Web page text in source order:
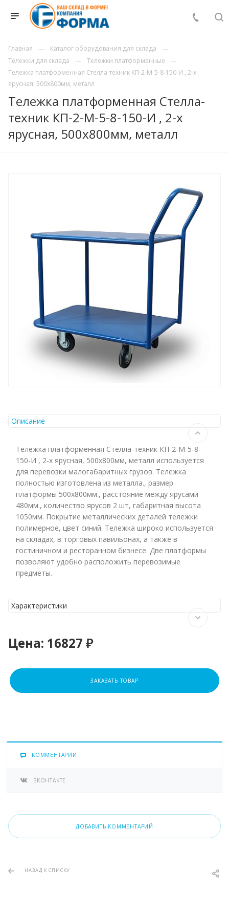
Главная
Каталог оборудования для склада
Тележки для склада
Тележки платформенные
Тележка платформенная Стелла-техник КП-2-М-5-8-150-И , 2-х
ярусная, 500х800мм, металл
Тележка платформенная Стелла-
техник КП-2-М-5-8-150-И , 2-х
ярусная, 500х800мм, металл
Описание
Тележка платформенная Стелла-техник КП-2-М-5-8-
150-И , 2-х ярусная, 500х800мм, металл используется
для перевозки малогабаритных грузов. Тележка
полностью изготовлена из металла., размер
платформы 500х800мм., расстояние между ярусами
480мм., количество ярусов 2 шт, габаритная высота
1050мм. Покрытие металлических деталей тележки
полимерное, цвет синий. Тележка широко используется
на складах, в торговых павильонах, а также в
гостиничном и ресторанном бизнесе. Две платформы
позволяют удобно расположить перевозимые
предметы.
Характеристики
Цена: 16827 ₽
ЗАКАЗАТЬ ТОВАР
КОММЕНТАРИИ
ВКОНТАКТЕ
ДОБАВИТЬ КОММЕНТАРИЙ
НАЗАД К СПИСКУ